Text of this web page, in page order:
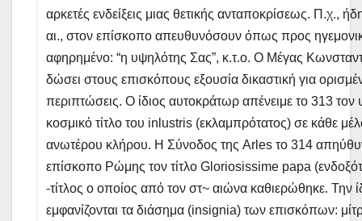
αρκετές ενδείξεις μιας θετικής ανταποκρίσεως. Π.χ.,
αι., στον επίσκοπο απευθυνόσουν όπως προς
αφηρημένο: “η υψηλότης Σας”, κ.τ.ο. Ο Μέγας
δώσει στους επισκόπους εξουσία δικαστική για
περιπτώσεις. Ο ίδιος αυτοκράτωρ απένειμε το 313 τον
κοσμικό τίτλο του inlustris (εκλαμπρότατος) σε κάθε
ανωτέρου κλήρου. Η Σύνοδος της Arles το 314
επίσκοπο Ρώμης τον τίτλο Gloriosissime papa
-τίτλος ο οποίος από τον στ~ αιώνα καθιερώθηκε. Την
εμφανίζονται τα διάσημα (insignia) των επισκόπων: